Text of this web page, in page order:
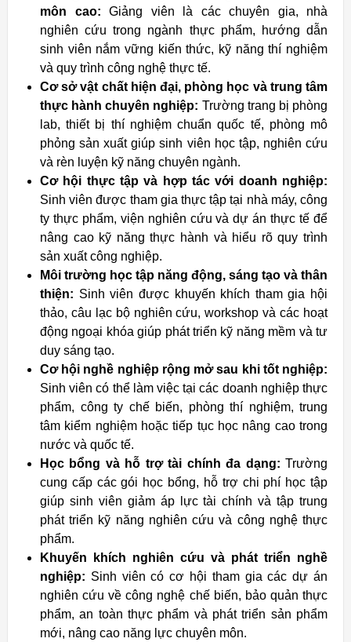
môn cao: Giảng viên là các chuyên gia, nhà
nghiên cứu trong ngành thực phẩm, hướng dẫn
sinh viên nắm vững kiến thức, kỹ năng thí nghiệm
và quy trình công nghệ thực tế.
Cơ sở vật chất hiện đại, phòng học và trung tâm
thực hành chuyên nghiệp: Trường trang bị phòng
lab, thiết bị thí nghiệm chuẩn quốc tế, phòng mô
phỏng sản xuất giúp sinh viên học tập, nghiên cứu
và rèn luyện kỹ năng chuyên ngành.
Cơ hội thực tập và hợp tác với doanh nghiệp:
Sinh viên được tham gia thực tập tại nhà máy, công
ty thực phẩm, viện nghiên cứu và dự án thực tế để
nâng cao kỹ năng thực hành và hiểu rõ quy trình
sản xuất công nghiệp.
Môi trường học tập năng động, sáng tạo và thân
thiện: Sinh viên được khuyến khích tham gia hội
thảo, câu lạc bộ nghiên cứu, workshop và các hoạt
động ngoại khóa giúp phát triển kỹ năng mềm và tư
duy sáng tạo.
Cơ hội nghề nghiệp rộng mở sau khi tốt nghiệp:
Sinh viên có thể làm việc tại các doanh nghiệp thực
phẩm, công ty chế biến, phòng thí nghiệm, trung
tâm kiểm nghiệm hoặc tiếp tục học nâng cao trong
nước và quốc tế.
Học bổng và hỗ trợ tài chính đa dạng: Trường
cung cấp các gói học bổng, hỗ trợ chi phí học tập
giúp sinh viên giảm áp lực tài chính và tập trung
phát triển kỹ năng nghiên cứu và công nghệ thực
phẩm.
Khuyến khích nghiên cứu và phát triển nghề
nghiệp: Sinh viên có cơ hội tham gia các dự án
nghiên cứu về công nghệ chế biến, bảo quản thực
phẩm, an toàn thực phẩm và phát triển sản phẩm
mới, nâng cao năng lực chuyên môn.